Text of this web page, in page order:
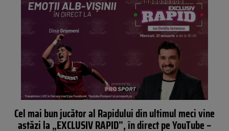
Cel mai bun jucător al Rapidului din ultimul meci vine
astăzi la „EXCLUSIV RAPID”, în direct pe YouTube –